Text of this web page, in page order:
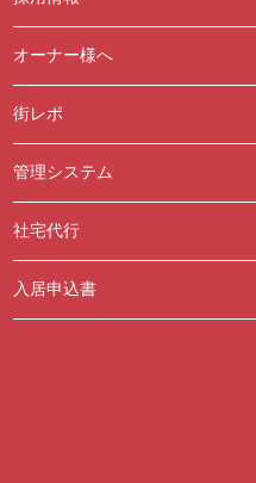
オーナー様へ
街レポ
管理システム
社宅代行
入居申込書